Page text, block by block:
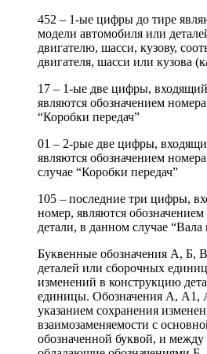
452 – 1-ые цифры до тире
модели автомобиля или
двигателю, шасси, кузову,
двигателя, шасси или кузова
17 – 1-ые две цифры,
являются обозначением
“Коробки передач”
01 – 2-рые две цифры,
являются обозначением
случае “Коробки передач”
105 – последние три цифры,
номер, являются
детали, в данном случае “Вала
Буквенные обозначения А, Б,
деталей или сборочных
изменений в конструкцию
единицы. Обозначения А, А1,
указанием сохранения
взаимозаменяемости с
обозначенной буквой, и между